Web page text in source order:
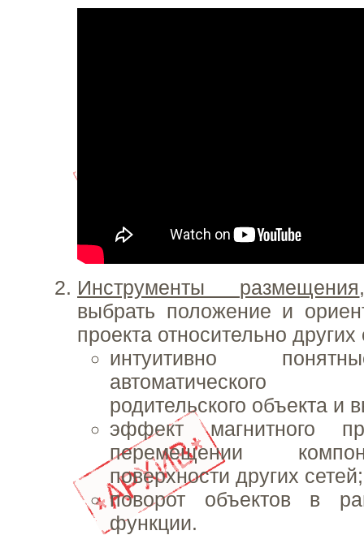
Инструменты размещения
выбрать положение и
проекта относительно
интуитивно
автоматического
родительского объекта и
эффект магнитного
перемещении
поверхности других сетей;
поворот объектов в
функции.